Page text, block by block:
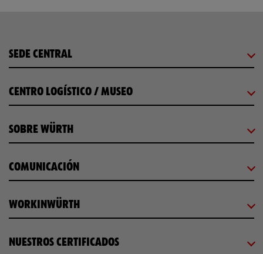
SEDE CENTRAL
CENTRO LOGÍSTICO / MUSEO
SOBRE WÜRTH
COMUNICACIÓN
WORKINWÜRTH
NUESTROS CERTIFICADOS